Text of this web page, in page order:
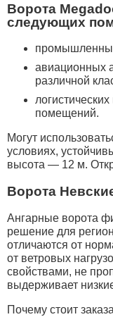
Ворота
следующих
авиационных
различной
помещений.
Могут
условиях,
высота — 12 м.
Ворота
Ангарные ворота
решение для
отличаются от
от ветровых
свойствами, не
выдерживает
Почему стоит